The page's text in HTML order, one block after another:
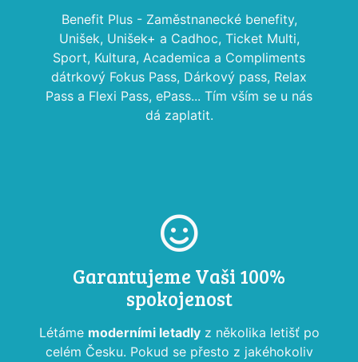
Benefit Plus - Zaměstnanecké benefity,
Unišek, Unišek+ a Cadhoc, Ticket Multi,
Sport, Kultura, Academica a Compliments
dátrkový Fokus Pass, Dárkový pass, Relax
Pass a Flexi Pass, ePass... Tím vším se u nás
dá zaplatit.
Garantujeme Vaši 100%
spokojenost
Létáme moderními letadlyz několika letišť po
celém Česku. Pokud se přesto z jakéhokoliv